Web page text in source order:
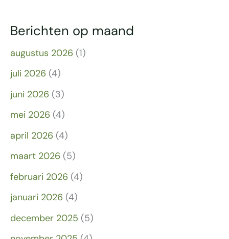
Berichten op maand
augustus 2026 (1)
juli 2026 (4)
juni 2026 (3)
mei 2026 (4)
april 2026 (4)
maart 2026 (5)
februari 2026 (4)
januari 2026 (4)
december 2025 (5)